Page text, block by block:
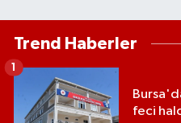
Trend Haberler
feci
1